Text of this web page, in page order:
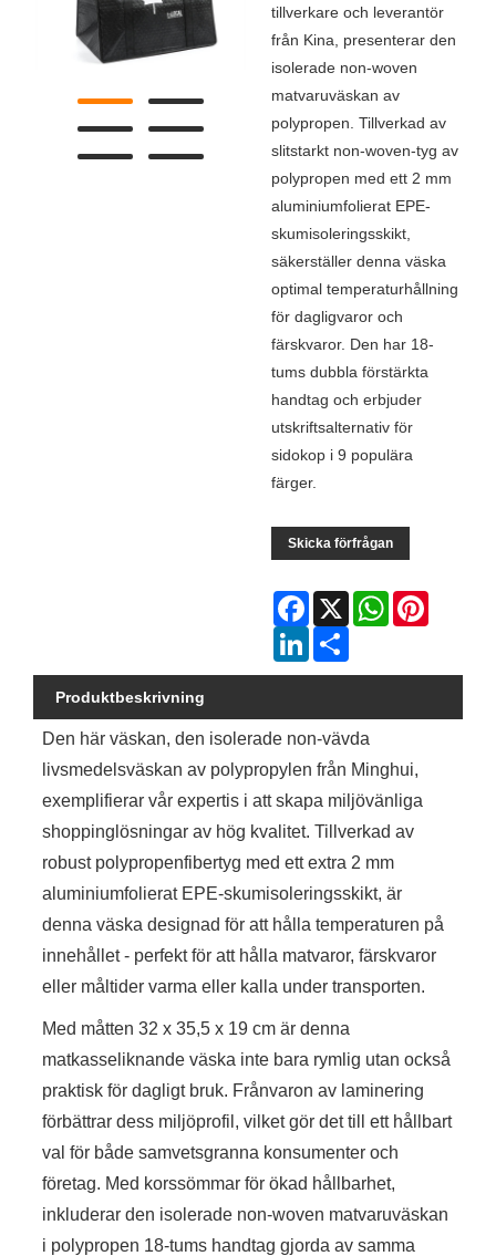
tillverkare och leverantör
från Kina, presenterar den
isolerade non-woven
matvaruväskan av
polypropen. Tillverkad av
slitstarkt non-woven-tyg av
polypropen med ett 2 mm
aluminiumfolierat EPE-
skumisoleringsskikt,
säkerställer denna väska
optimal temperaturhållning
för dagligvaror och
färskvaror. Den har 18-
tums dubbla förstärkta
handtag och erbjuder
utskriftsalternativ för
sidokop i 9 populära
färger.
Skicka förfrågan
Facebook
X WhatsApp
LinkedIn
Produktbeskrivning
Den här väskan, den isolerade non-vävda
livsmedelsväskan av polypropylen från Minghui,
exemplifierar vår expertis i att skapa miljövänliga
shoppinglösningar av hög kvalitet. Tillverkad av
robust polypropenfibertyg med ett extra 2 mm
aluminiumfolierat EPE-skumisoleringsskikt, är
denna väska designad för att hålla temperaturen på
innehållet - perfekt för att hålla matvaror, färskvaror
eller måltider varma eller kalla under transporten.
Med måtten 32 x 35,5 x 19 cm är denna
matkasseliknande väska inte bara rymlig utan också
praktisk för dagligt bruk. Frånvaron av laminering
förbättrar dess miljöprofil, vilket gör det till ett hållbart
val för både samvetsgranna konsumenter och
företag. Med korssömmar för ökad hållbarhet,
inkluderar den isolerade non-woven matvaruväskan
i polypropen 18-tums handtag gjorda av samma